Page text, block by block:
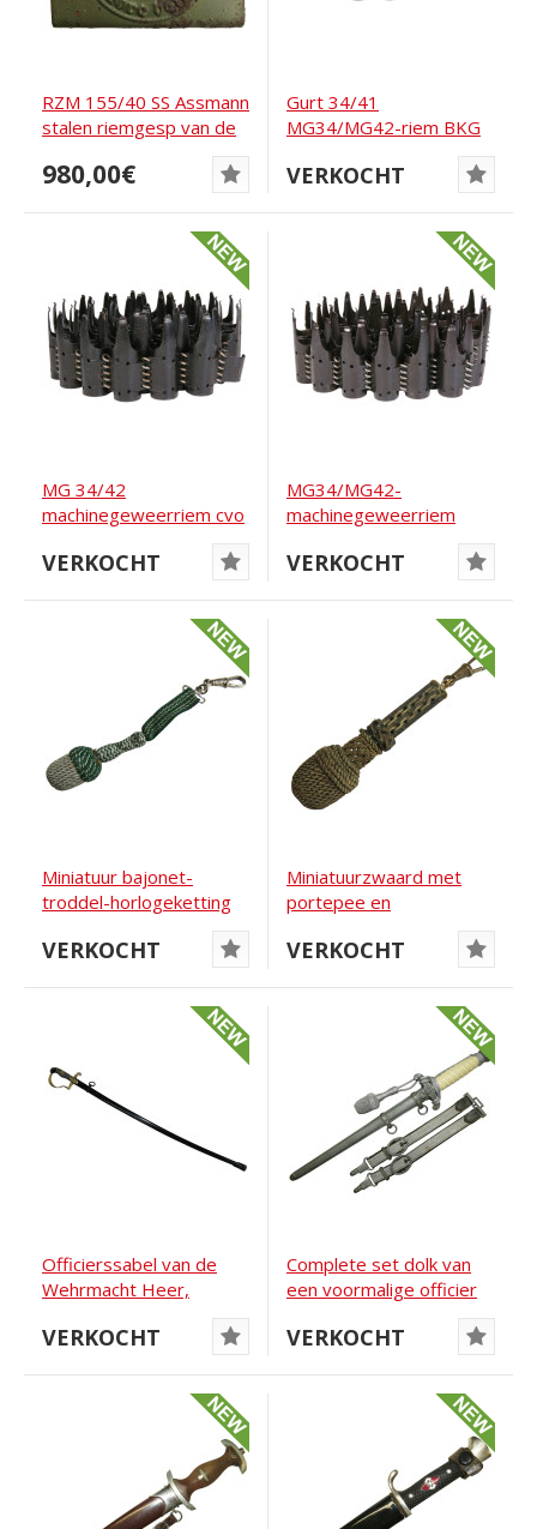
RZM 155/40 SS Assmann
stalen riemgesp van de
980,00€
Gurt 34/41
MG34/MG42-riem BKG
VERKOCHT
MG 34/42
machinegeweerriem cvo
VERKOCHT
MG34/MG42-
machinegeweerriem
VERKOCHT
Miniatuur bajonet-
troddel-horlogeketting
VERKOCHT
Miniatuurzwaard met
portepee en
VERKOCHT
Officierssabel van de
Wehrmacht Heer,
VERKOCHT
Complete set dolk van
een voormalige officier
VERKOCHT